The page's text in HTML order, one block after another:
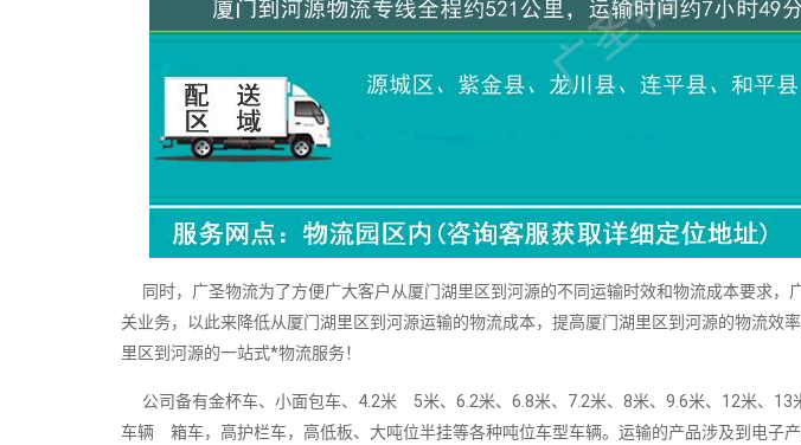
同时，广圣物流为了方便广大客户从厦门湖里区到河源的不同运输时效和物流成本要求，
关业务，以此来降低从厦门湖里区到河源运输的物流成本，提高厦门湖里区到河源的物流效
里区到河源的一站式*物流服务！
公司备有金杯车、小面包车、4.2米 5米、6.2米、6.8米、7.2米、8米、9.6米、12米、13
车辆 箱车，高护栏车，高低板、大吨位半挂等各种吨位车型车辆。运输的产品涉及到电子